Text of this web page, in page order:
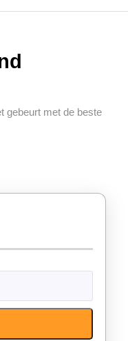
gebeurt met de beste